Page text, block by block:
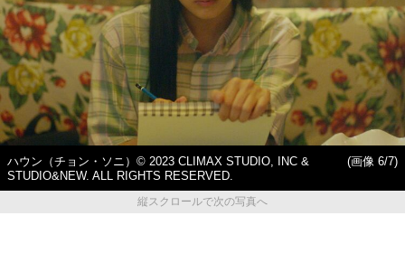
ハウン（チョン・ソニ）© 2023 CLIMAX STUDIO, INC &
STUDIO&NEW. ALL RIGHTS RESERVED.
(画像 6/7)
縦スクロールで次の写真へ